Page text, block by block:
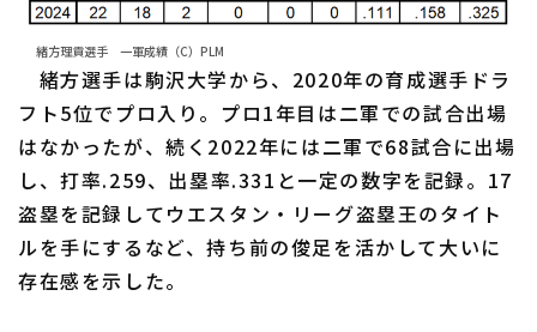
緒方理貢選手 一軍成績（C）PLM
緒方選手は駒沢大学から、2020年の育成選手ドラ
フト5位でプロ入り。プロ1年目は二軍での試合出場
はなかったが、続く2022年には二軍で68試合に出場
し、打率.259、出塁率.331と一定の数字を記録。17
盗塁を記録してウエスタン・リーグ盗塁王のタイト
ルを手にするなど、持ち前の俊足を活かして大いに
存在感を示した。